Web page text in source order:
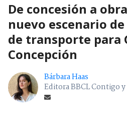
De concesión a
nuevo escenario
de transporte para
Concepción
Bárbara Haas
Editora BBCL Contigo